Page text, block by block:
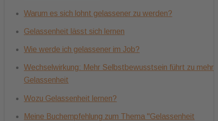
Warum es sich lohnt gelassener zu werden?
Gelassenheit lässt sich lernen
Wie werde ich gelassener im Job?
Wechselwirkung: Mehr Selbstbewusstsein führt zu mehr
Gelassenheit
Wozu Gelassenheit lernen?
Meine Buchempfehlung zum Thema "Gelassenheit